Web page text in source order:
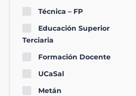
Técnica – FP
Educación Superior
Terciaria
Formación Docente
UCaSal
Metán